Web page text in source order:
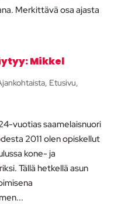
Merkittävä osa ajasta
Mikkel
, Etusivu,
vuotias saamelaisnuori
2011 olen opiskellut
kone- ja
Tällä hetkellä asun